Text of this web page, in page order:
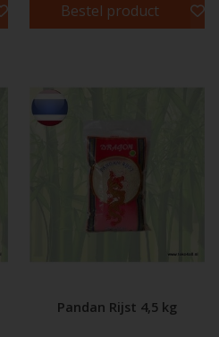
Bestel product
Pandan Rijst 4,5 kg